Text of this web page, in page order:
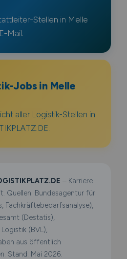
Stellen in Melle
Mail.
Jobs in Melle
aller Logistik-Stellen in
– Karriere
Quellen: Bundesagentur für
Fachkräftebedarfsanalyse),
(Destatis),
(BVL),
aus öffentlich
Stand: Mai 2026.